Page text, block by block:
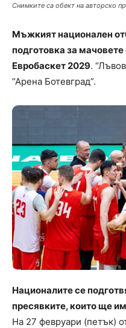
Снимките са обект на авторско
Mъжкият национален
подготовка за
Евробаскет 2029.
“Арена Ботевград”.
Националите се
пресявките, които ще
На 27 февруари (петък)